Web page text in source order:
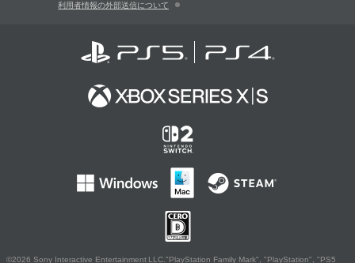
利用者情報の外部送信について
©2026 Sony Interactive Entertainment LLC."PlayStation Family Mark", "PlayStation", "PS5